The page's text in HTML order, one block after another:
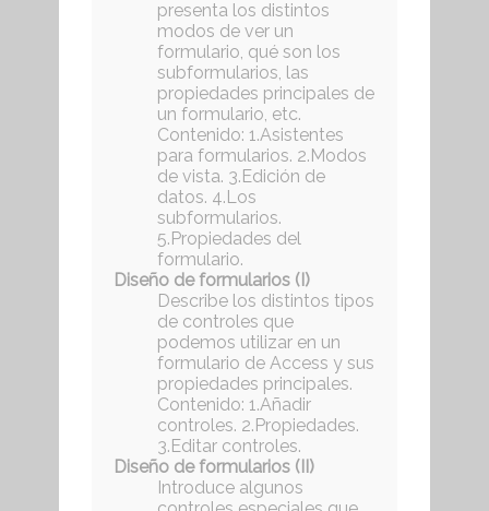
presenta los distintos
modos de ver un
formulario, qué son los
subformularios, las
propiedades principales de
un formulario, etc.
Contenido: 1.Asistentes
para formularios. 2.Modos
de vista. 3.Edición de
datos. 4.Los
subformularios.
5.Propiedades del
formulario.
Diseño de formularios (I)
Describe los distintos tipos
de controles que
podemos utilizar en un
formulario de Access y sus
propiedades principales.
Contenido: 1.Añadir
controles. 2.Propiedades.
3.Editar controles.
Diseño de formularios (II)
Introduce algunos